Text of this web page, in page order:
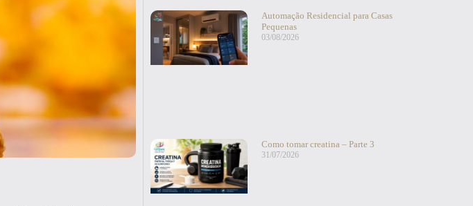
Automação Residencial para Casas
Pequenas
03/08/2026
Como tomar creatina – Parte 3
31/07/2026